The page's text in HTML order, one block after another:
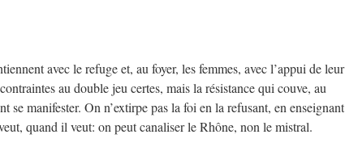
avec le refuge et, au foyer, les femmes, avec l’appui de leur
au double jeu certes, mais la résistance qui couve, au
se manifester. On n’extirpe pas la foi en la refusant, en enseignant
quand il veut: on peut canaliser le Rhône, non le mistral.